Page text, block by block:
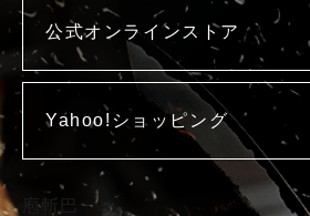
公式オンラインストア
Yahoo!ショッピング
庖斬巴